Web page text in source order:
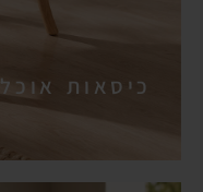
כיסאות אוכל